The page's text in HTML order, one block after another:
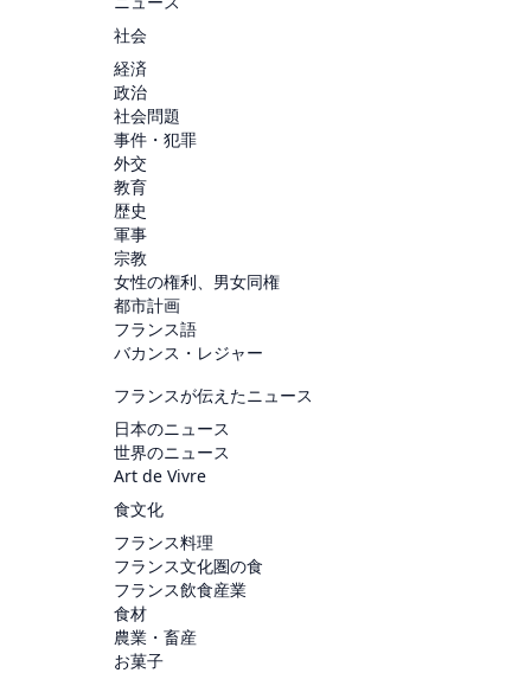
社会
経済
政治
社会問題
事件・犯罪
外交
教育
歴史
軍事
宗教
女性の権利、男女同権
都市計画
フランス語
バカンス・レジャー
フランスが伝えたニュース
日本のニュース
世界のニュース
Art de Vivre
食文化
フランス料理
フランス文化圏の食
フランス飲食産業
食材
農業・畜産
お菓子